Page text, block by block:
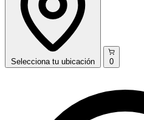
Selecciona tu ubicación 0